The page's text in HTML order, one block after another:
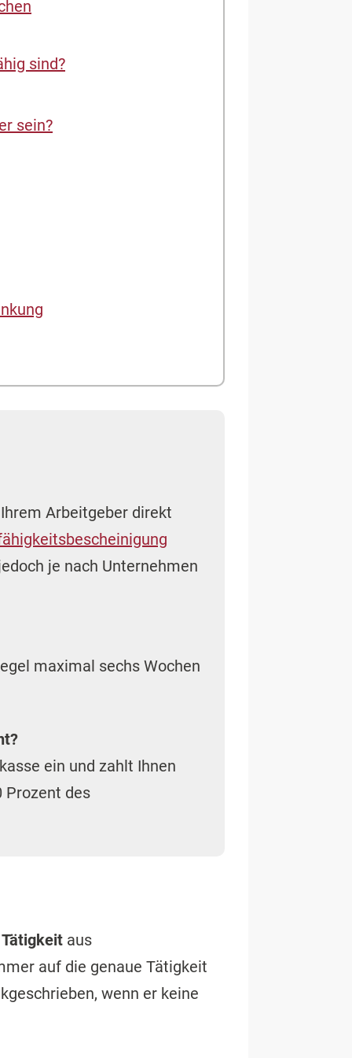
sind?
sein?
Arbeitgeber direkt
je nach Unternehmen
maximal sechs Wochen
ein und zahlt Ihnen
Prozent des
aus
auf die genaue Tätigkeit
wenn er keine